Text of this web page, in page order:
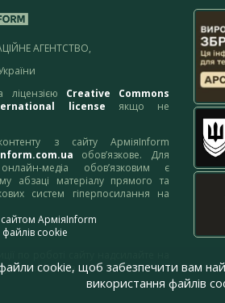
АГЕНТСТВО,
ліцензією Creative Commons
license якщо не
з сайту АрміяInform
обов’язкове. Для
медіа обов’язковим є
абзаці матеріалу прямого та
систем гіперпосилання на
АрміяInform
cookie
cookie, щоб забезпечити вам
використання файлів